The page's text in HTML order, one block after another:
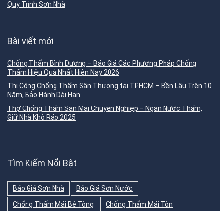
Quy Trình Sơn Nhà
Bài viết mới
Chống Thấm Bình Dương – Báo Giá Các Phương Pháp Chống
Thấm Hiệu Quả Nhất Hiện Nay 2026
Thi Công Chống Thấm Sân Thượng tại TPHCM – Bền Lâu Trên 10
Năm, Bảo Hành Dài Hạn
Thợ Chống Thấm Sàn Mái Chuyên Nghiệp – Ngăn Nước Thấm,
Giữ Nhà Khô Ráo 2025
Tìm Kiếm Nổi Bật
Báo Giá Sơn Nhà
Báo Giá Sơn Nước
Chống Thấm Mái Bê Tông
Chống Thấm Mái Tôn